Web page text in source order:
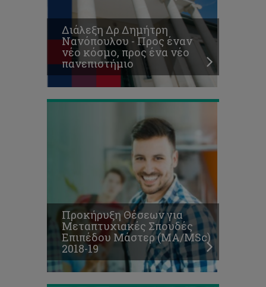
Διάλεξη Δρ Δημήτρη
Νανόπουλου - Προς έναν
νέο κόσμο, προς ένα νέο
πανεπιστήμιο
Μεταπτυχιακές
Σπουδές
Επιπέδου
Μάστερ
(ΜΑ/MSc)
2018-
19
Προκήρυξη Θέσεων για
Μεταπτυχιακές Σπουδές
Επιπέδου Μάστερ (ΜΑ/MSc)
2018-19
Κυκλοφόρησε
ενημερωτικό
«Πληροφορίες
για
υποψήφιους
μεταπτυχιακούς
φοιτητές
επιπέδου
Μάστερ
2018/2019»